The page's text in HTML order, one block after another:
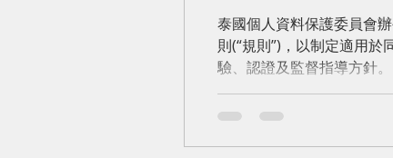
泰國個人資料保護委員會
則(“規則”)，以制定適用於
驗、認證及監督指導方針
之複雜程度、資料性質及